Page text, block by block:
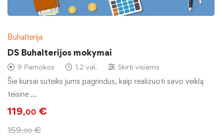
Buhalterija
DS Buhalterijos mokymai
9 Pamokos 1.2 val. Skirti visiems
Šie kursai suteiks jums pagrindus, kaip realizuoti savo veiklą
teisine …
119,00 €
159,00 €